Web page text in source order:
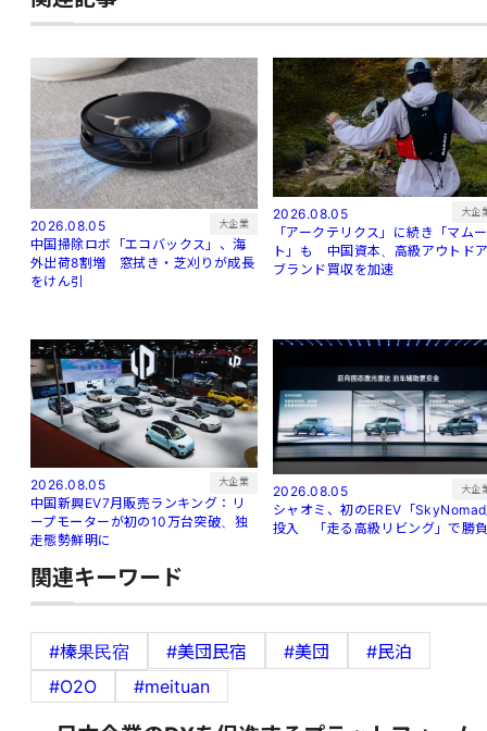
2026.08.05 大企業
中国掃除ロボ「エコバックス」、海
外出荷8割増 窓拭き・芝刈りが成長
をけん引
2026.08.05 大企
「アークテリクス」に続き「マムー
ト」も 中国資本、高級アウトド
ブランド買収を加速
2026.08.05 大企業
中国新興EV7月販売ランキング：リ
ープモーターが初の10万台突破、独
走態勢鮮明に
2026.08.05 大企
シャオミ、初のEREV「
投入 「走る高級リビング」で勝
関連キーワード
#榛果民宿 #美団民宿 #美団
#民泊
#O2O
#meituan